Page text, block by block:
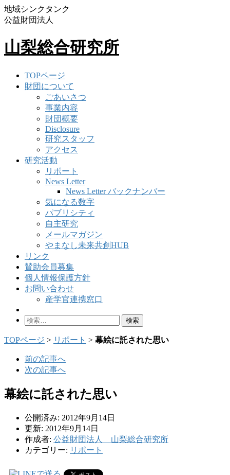
地域シンクタンク
公益財団法人
山梨総合研究所
TOPページ
財団について
ごあいさつ
事業内容
財団概要
Disclosure
研究スタッフ
アクセス
研究活動
リポート
News Letter
News Letter バックナンバー
気になる数字
パブリシティ
自主研究
メールマガジン
やまなし未来共創HUB
リンク
賛助会員募集
個人情報保護方針
お問い合わせ
産学官連携窓口
検
TOPページ > リポート > 幕絵に託された思い
前の記事へ
次の記事へ
幕絵に託された思い
公開済み: 2012年9月14日
更新: 2012年9月14日
作成者: 公益財団法人 山梨総合研究所
カテゴリー: リポート